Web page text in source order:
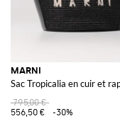
MARNI
Sac Tropicalia en cuir et
795,00 €
556,50 €
-30%